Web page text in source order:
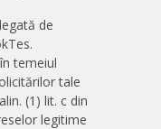
de
în temeiul
tale
(1) lit. c din
legitime